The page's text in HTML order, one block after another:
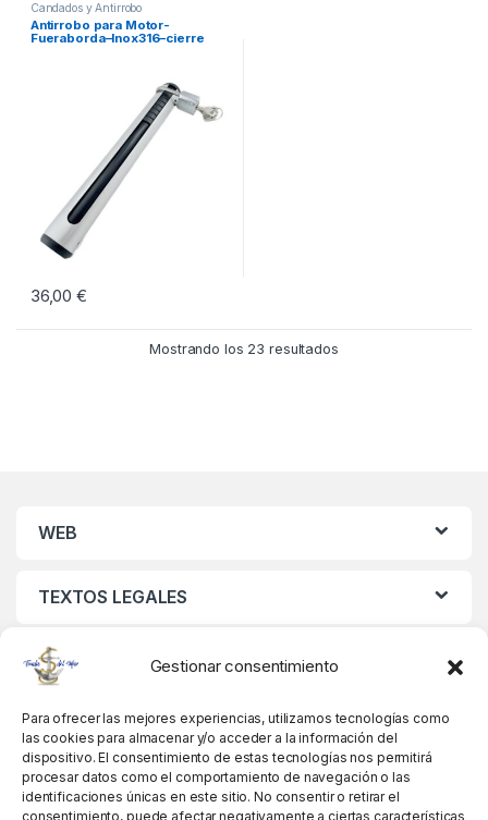
Gestionar consentimiento
Para ofrecer las mejores experiencias, utilizamos tecnologías como
las cookies para almacenar y/o acceder a la información del
dispositivo. El consentimiento de estas tecnologías nos permitirá
procesar datos como el comportamiento de navegación o las
identificaciones únicas en este sitio. No consentir o retirar el
consentimiento, puede afectar negativamente a ciertas características
Candados y Antirrobo
Antirrobo para Motor-
Fueraborda–Inox316–cierre
36,00€
Mostrando los 23 resultados
WEB
TEXTOS LEGALES
MIS DATOS